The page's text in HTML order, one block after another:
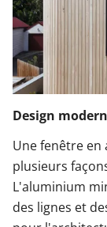
Design
Une fenêtre
plusieurs
L'aluminium
des lignes et